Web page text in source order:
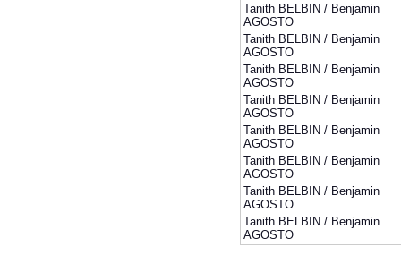
Tanith BELBIN / Benjamin
AGOSTO
Tanith BELBIN / Benjamin
AGOSTO
Tanith BELBIN / Benjamin
AGOSTO
Tanith BELBIN / Benjamin
AGOSTO
Tanith BELBIN / Benjamin
AGOSTO
Tanith BELBIN / Benjamin
AGOSTO
Tanith BELBIN / Benjamin
AGOSTO
Tanith BELBIN / Benjamin
AGOSTO